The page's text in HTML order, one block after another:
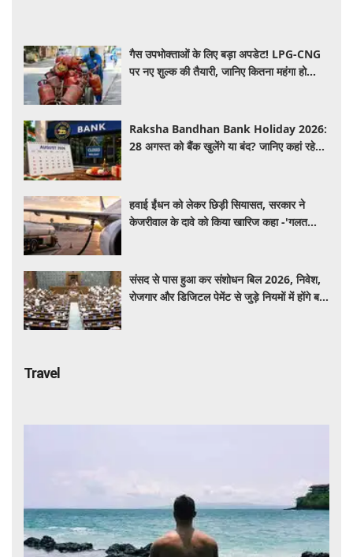
गैस उपभोक्ताओं के लिए बड़ा अपडेट! LPG-CNG
पर नए शुल्क की तैयारी, जानिए कितना महंगा हो
Raksha Bandhan Bank Holiday 2026:
28 अगस्त को बैंक खुलेंगे या बंद? जानिए कहां रहेगी
हवाई ईंधन को लेकर छिड़ी सियासत, सरकार ने
केजरीवाल के दावे को किया खारिज कहा -'गलत
संसद से पास हुआ कर संशोधन बिल 2026, निवेश,
रोजगार और डिजिटल पेमेंट से जुड़े नियमों में होंगे बड़े
Travel